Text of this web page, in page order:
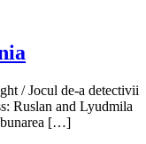
/ Jocul de-a detectivii
Ruslan and Lyudmila
[…]